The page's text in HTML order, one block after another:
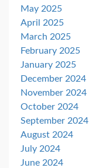
May 2025
April 2025
March 2025
February 2025
January 2025
December 2024
November 2024
October 2024
September 2024
August 2024
July 2024
June 2024